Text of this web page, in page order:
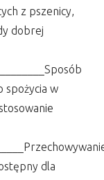
z pszenicy,
dobrej
spożycia w
dla